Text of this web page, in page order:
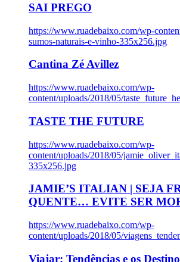
SAI PREGO
https://www.ruadebaixo.com/wp-
sumos-naturais-e-vinho-335x256.jpg
Cantina Zé Avillez
https://www.ruadebaixo.com/wp-
content/uploads/2018/05/
TASTE THE FUTURE
https://www.ruadebaixo.com/wp-
content/uploads/2018/05/
335x256.jpg
JAMIE’S ITALIAN | SEJA
QUENTE… EVITE SER
https://www.ruadebaixo.com/wp-
content/uploads/2018/05/
Viajar: Tendências e os